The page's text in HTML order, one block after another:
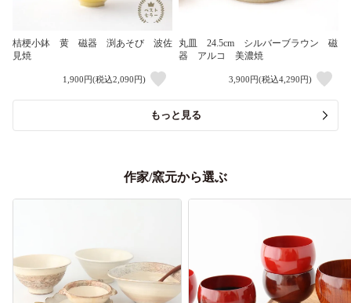
桔梗小鉢 黄 磁器 渕あそび 波佐
見焼
1,900円(税込2,090円)
丸皿 24.5cm シルバーブラウン 磁
器 アルコ 美濃焼
3,900円(税込4,290円)
もっと見る
作家/窯元から選ぶ